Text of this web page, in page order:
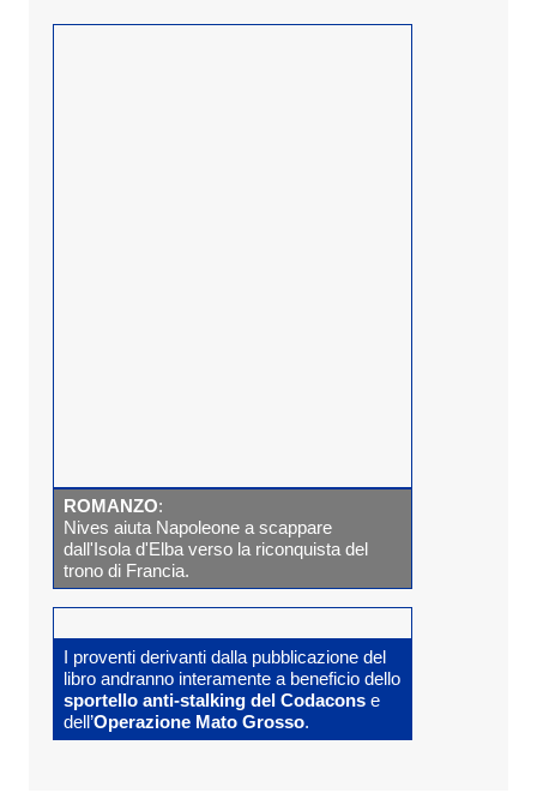
ROMANZO:
Nives aiuta Napoleone a scappare
dall'Isola d'Elba verso la riconquista del
trono di Francia.
I proventi derivanti dalla pubblicazione del
libro andranno interamente a beneficio dello
sportello anti-stalking del Codaconse
dell’Operazione Mato Grosso.